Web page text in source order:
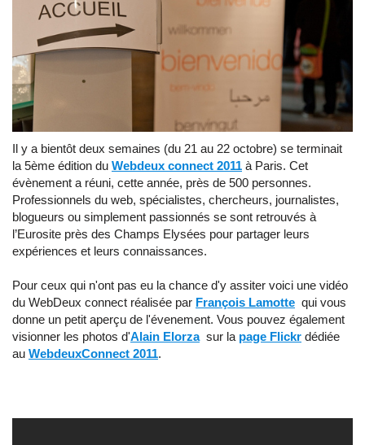
Il y a bientôt deux semaines (du 21 au 22 octobre) se terminait
la 5ème édition du Webdeux connect 2011 à Paris. Cet
évènement a réuni, cette année, près de 500 personnes.
Professionnels du web, spécialistes, chercheurs, journalistes,
blogueurs ou simplement passionnés se sont retrouvés à
l’Eurosite près des Champs Elysées pour partager leurs
expériences et leurs connaissances.
Pour ceux qui n'ont pas eu la chance d'y assiter voici une vidéo
du WebDeux connect réalisée par François Lamotte qui vous
donne un petit aperçu de l'évenement. Vous pouvez également
visionner les photos d'Alain Elorzasur la page Flickr dédiée
au WebdeuxConnect 2011.